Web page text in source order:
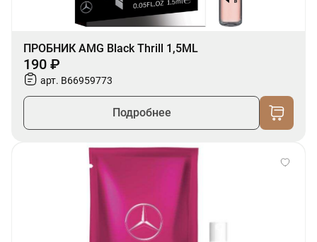
ПРОБНИК AMG Black Thrill 1,5ML
190 ₽
арт. B66959773
Подробнее